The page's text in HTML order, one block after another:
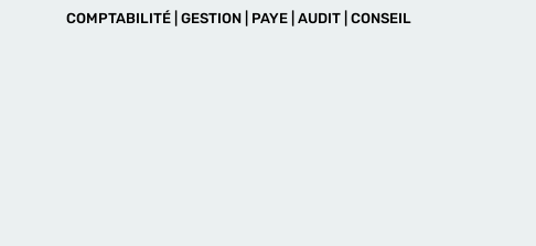
COMPTABILITÉ | GESTION | PAYE | AUDIT | CONSEIL